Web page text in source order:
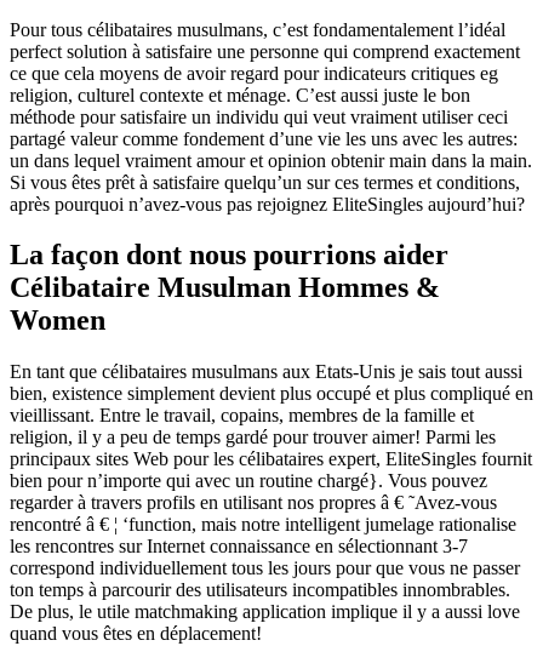
Pour tous célibataires musulmans, c’est fondamentalement l’idéal
perfect solution à satisfaire une personne qui comprend exactement
ce que cela moyens de avoir regard pour indicateurs critiques eg
religion, culturel contexte et ménage. C’est aussi juste le bon
méthode pour satisfaire un individu qui veut vraiment utiliser ceci
partagé valeur comme fondement d’une vie les uns avec les autres:
un dans lequel vraiment amour et opinion obtenir main dans la main.
Si vous êtes prêt à satisfaire quelqu’un sur ces termes et conditions,
après pourquoi n’avez-vous pas rejoignez EliteSingles aujourd’hui?
La façon dont nous pourrions aider
Célibataire Musulman Hommes &
Women
En tant que célibataires musulmans aux Etats-Unis je sais tout aussi
bien, existence simplement devient plus occupé et plus compliqué en
vieillissant. Entre le travail, copains, membres de la famille et
religion, il y a peu de temps gardé pour trouver aimer! Parmi les
principaux sites Web pour les célibataires expert, EliteSingles fournit
bien pour n’importe qui avec un routine chargé}. Vous pouvez
regarder à travers profils en utilisant nos propres â € ˜Avez-vous
rencontré â € ¦ ‘function, mais notre intelligent jumelage rationalise
les rencontres sur Internet connaissance en sélectionnant 3-7
correspond individuellement tous les jours pour que vous ne passer
ton temps à parcourir des utilisateurs incompatibles innombrables.
De plus, le utile matchmaking application implique il y a aussi love
quand vous êtes en déplacement!